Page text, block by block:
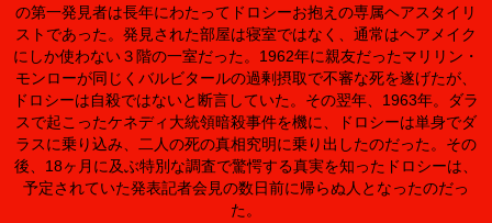
の第一発見者は長年にわたってドロシーお抱えの専属ヘアスタイリ
ストであった。発見された部屋は寝室ではなく、通常はヘアメイク
にしか使わない３階の一室だった。1962年に親友だったマリリン・
モンローが同じくバルビタールの過剰摂取で不審な死を遂げたが、
ドロシーは自殺ではないと断言していた。その翌年、1963年。ダラ
スで起こったケネディ大統領暗殺事件を機に、ドロシーは単身でダ
ラスに乗り込み、二人の死の真相究明に乗り出したのだった。その
後、18ヶ月に及ぶ特別な調査で驚愕する真実を知ったドロシーは、
予定されていた発表記者会見の数日前に帰らぬ人となったのだっ
た。